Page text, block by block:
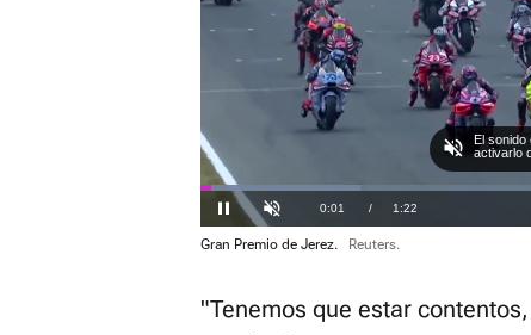
Pausa Unmute Current
Time
0:01 / Duration
1:22
Loaded:
29.24%
El
activarlo
Gran Premio de Jerez. Reuters.
"Tenemos que estar